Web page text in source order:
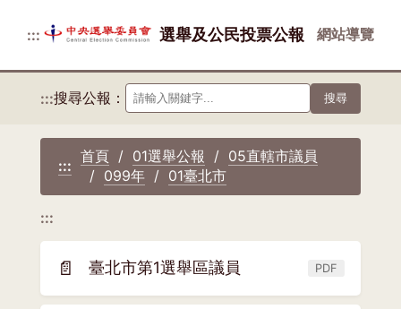
::: 選舉及公民投票公報 網站導覽
:::搜尋公報： 搜尋
:::
首頁 01選舉公報
05直轄市議員
099年
01臺北市
:::
📄 臺北市第1選舉區議員 PDF
(另
開